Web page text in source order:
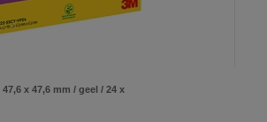
x 47,6 mm / geel / 24 x